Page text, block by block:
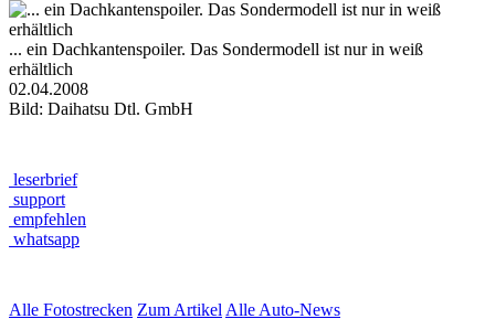
... ein Dachkantenspoiler. Das Sondermodell ist nur in weiß
erhältlich
02.04.2008
Bild: Daihatsu Dtl. GmbH
leserbrief
support
empfehlen
whatsapp
Alle Fotostrecken Zum Artikel Alle Auto-News